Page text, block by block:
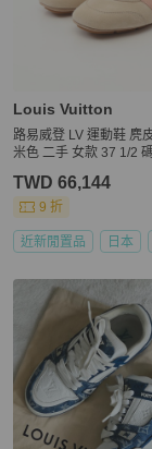
Louis Vuitton
路易威登 LV 運動鞋 麂
米色 二手 女款 37 1/2
TWD 66,144
9 折
近新閒置品 日本